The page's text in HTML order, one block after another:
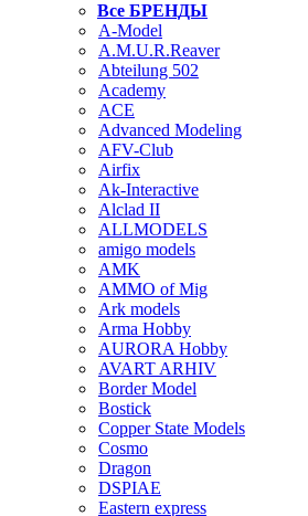
Все БРЕНДЫ
A-Model
A.M.U.R.Reaver
Abteilung 502
Academy
ACE
Advanced Modeling
AFV-Club
Airfix
Ak-Interactive
Alclad II
ALLMODELS
amigo models
AMK
AMMO of Mig
Ark models
Arma Hobby
AURORA Hobby
AVART ARHIV
Border Model
Bostick
Copper State Models
Cosmo
Dragon
DSPIAE
Eastern express